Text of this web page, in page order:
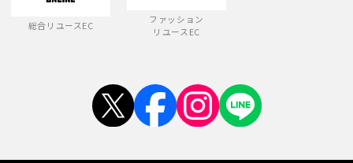
総合リユースEC
ファッション
リユースEC